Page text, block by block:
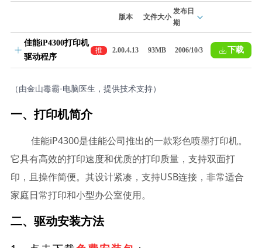
版本 文件大小
发布日
期
佳能iP4300打印机
驱动程序
推
荐
2.00.4.13 93MB 2006/10/3 下载
（由金山毒霸-电脑医生，提供技术支持）
一、打印机简介
佳能iP4300是佳能公司推出的一款彩色喷墨打印机。
它具有高效的打印速度和优质的打印质量，支持双面打
印，且操作简便。其设计紧凑，支持USB连接，非常适合
家庭日常打印和小型办公室使用。
二、驱动安装方法